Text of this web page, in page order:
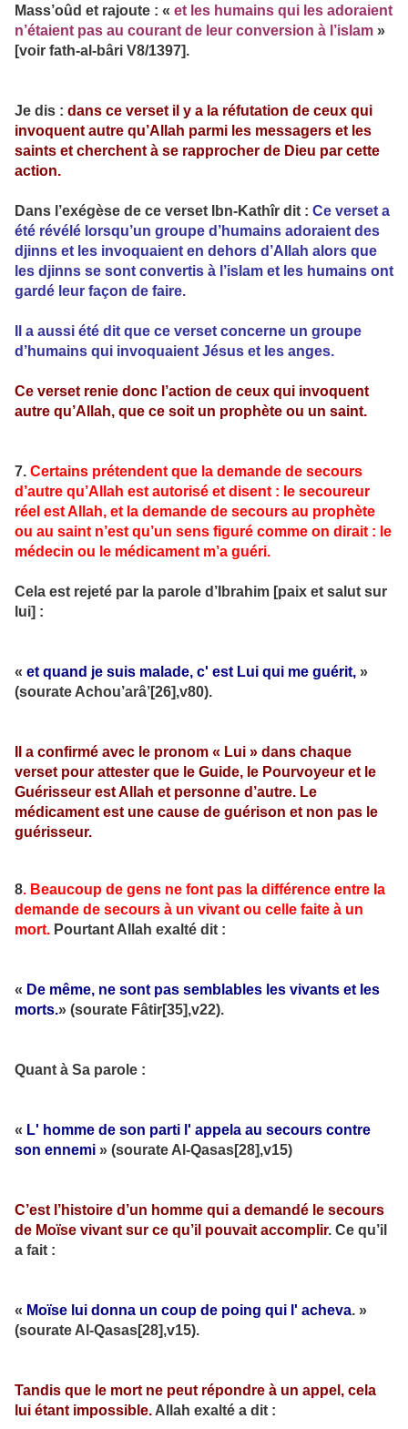
Mass’oûd et rajoute : « et les humains qui les adoraient
n’étaient pas au courant de leur conversion à l’islam »
[voir fath-al-bâri V8/1397].
Je dis : dans ce verset il y a la réfutation de ceux qui
invoquent autre qu’Allah parmi les messagers et les
saints et cherchent à se rapprocher de Dieu par cette
action.
Dans l’exégèse de ce verset Ibn-Kathîr dit : Ce verset a
été révélé lorsqu’un groupe d’humains adoraient des
djinns et les invoquaient en dehors d’Allah alors que
les djinns se sont convertis à l’islam et les humains ont
gardé leur façon de faire.
Il a aussi été dit que ce verset concerne un groupe
d’humains qui invoquaient Jésus et les anges.
Ce verset renie donc l’action de ceux qui invoquent
autre qu’Allah, que ce soit un prophète ou un saint.
7. Certains prétendent que la demande de secours
d’autre qu’Allah est autorisé et disent : le secoureur
réel est Allah, et la demande de secours au prophète
ou au saint n’est qu’un sens figuré comme on dirait : le
médecin ou le médicament m’a guéri.
Cela est rejeté par la parole d’Ibrahim [paix et salut sur
lui] :
« et quand je suis malade, c' est Lui qui me guérit, »
(sourate Achou’arâ’[26],v80).
Il a confirmé avec le pronom « Lui » dans chaque
verset pour attester que le Guide, le Pourvoyeur et le
Guérisseur est Allah et personne d’autre. Le
médicament est une cause de guérison et non pas le
guérisseur.
8. Beaucoup de gens ne font pas la différence entre la
demande de secours à un vivant ou celle faite à un
mort. Pourtant Allah exalté dit :
« De même, ne sont pas semblables les vivants et les
morts.» (sourate Fâtir[35],v22).
Quant à Sa parole :
« L' homme de son parti l' appela au secours contre
son ennemi » (sourate Al-Qasas[28],v15)
C’est l’histoire d’un homme qui a demandé le secours
de Moïse vivant sur ce qu’il pouvait accomplir. Ce qu’il
a fait :
« Moïse lui donna un coup de poing qui l' acheva. »
(sourate Al-Qasas[28],v15).
Tandis que le mort ne peut répondre à un appel, cela
lui étant impossible. Allah exalté a dit :